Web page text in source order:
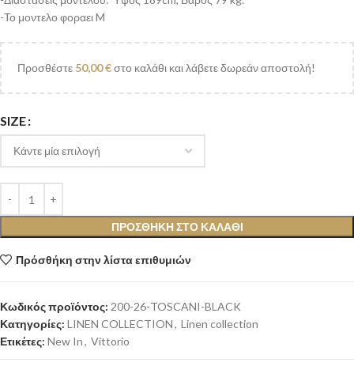
-Το μοντελο φοραει M
Προσθέστε 50,00€στο καλάθι και λάβετε δωρεάν αποστολή!
SIZE
ΠΡΟΣΘΉΚΗ ΣΤΟ ΚΑΛΆΘΙ
Πρόσθήκη στην λίστα επιθυμιών
Κωδικός προϊόντος: 200-26-TOSCANI-BLACK
Κατηγορίες: LINEN COLLECTION, Linen collection
Ετικέτες: New In, Vittorio